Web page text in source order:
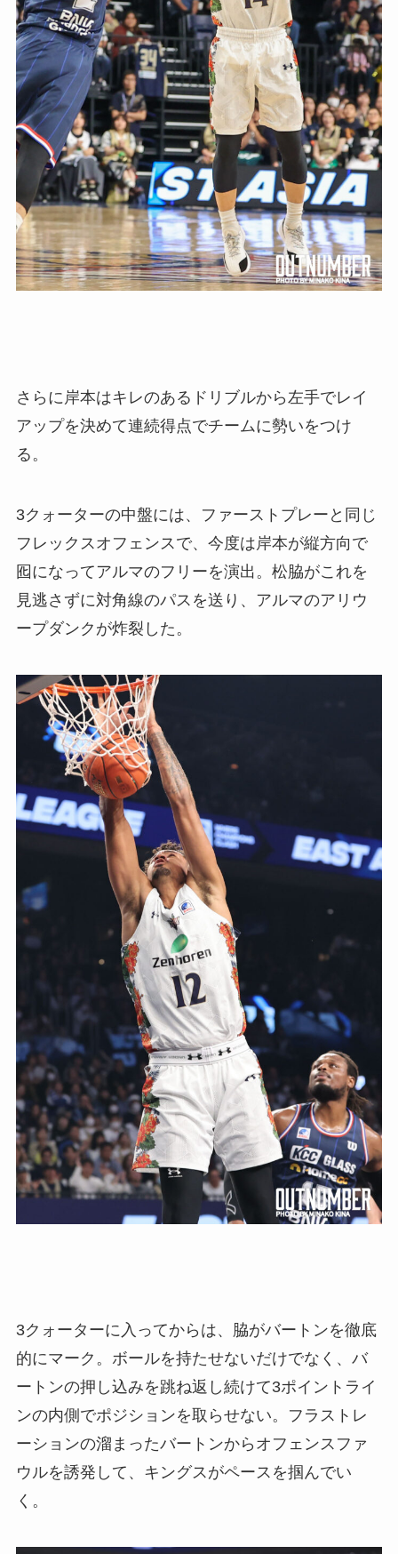
さらに岸本はキレのあるドリブルから左手でレイ
アップを決めて連続得点でチームに勢いをつけ
る。
3クォーターの中盤には、ファーストプレーと同じ
フレックスオフェンスで、今度は岸本が縦方向で
囮になってアルマのフリーを演出。松脇がこれを
見逃さずに対角線のパスを送り、アルマのアリウ
ープダンクが炸裂した。
3クォーターに入ってからは、脇がバートンを徹底
的にマーク。ボールを持たせないだけでなく、バ
ートンの押し込みを跳ね返し続けて3ポイントライ
ンの内側でポジションを取らせない。フラストレ
ーションの溜まったバートンからオフェンスファ
ウルを誘発して、キングスがペースを掴んでい
く。